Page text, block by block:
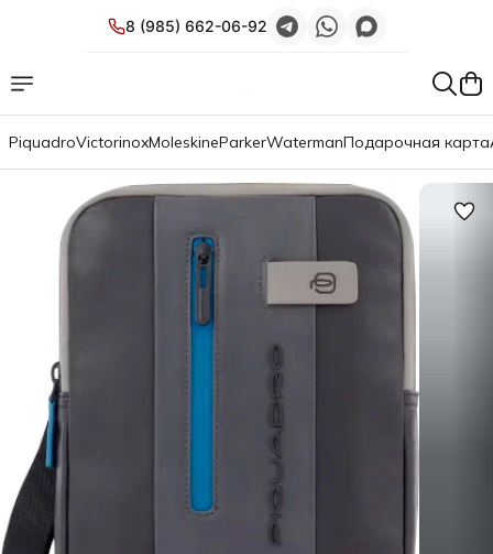
8 (985) 662-06-92
PiquadroVictorinoxMoleskineParkerWatermanПодарочная карта